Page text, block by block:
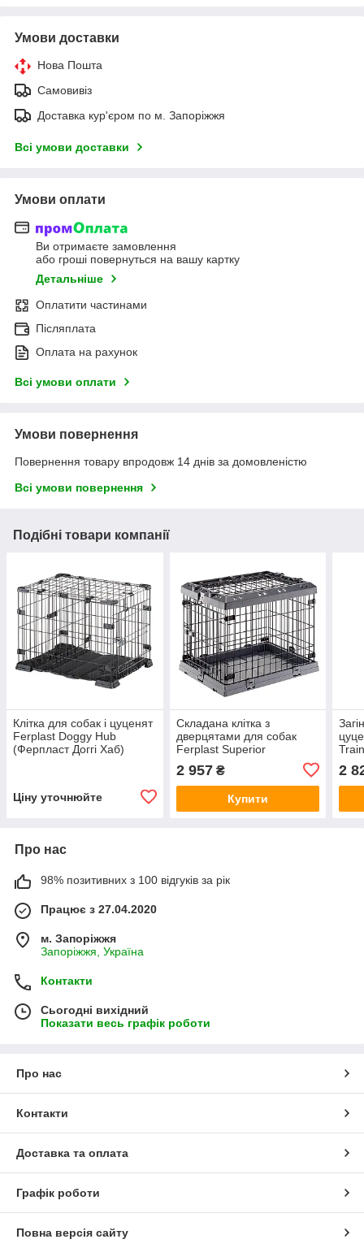
Умови доставки
Нова Пошта
Самовивіз
Доставка кур'єром по м. Запоріжжя
Всі умови доставки
Умови оплати
Ви отримаєте замовлення
або гроші повернуться на вашу картку
Детальніше
Оплатити частинами
Післяплата
Оплата на рахунок
Всі умови оплати
Умови повернення
Повернення товару впродовж 14 днів за домовленістю
Всі умови повернення
Подібні товари компанії
Клітка для собак і цуценят
Ferplast Doggy Hub
(Ферпласт Доггі Хаб)
Ціну уточнюйте
Складана клітка з
дверцятами для собак
Ferplast Superior
2 957₴
Купити
2
Про нас
98% позитивних з 100 відгуків за рік
Працює з 27.04.2020
м. Запоріжжя
Запоріжжя, Україна
Контакти
Сьогодні вихідний
Показати весь графік роботи
Про нас
Контакти
Доставка та оплата
Графік роботи
Повна версія сайту